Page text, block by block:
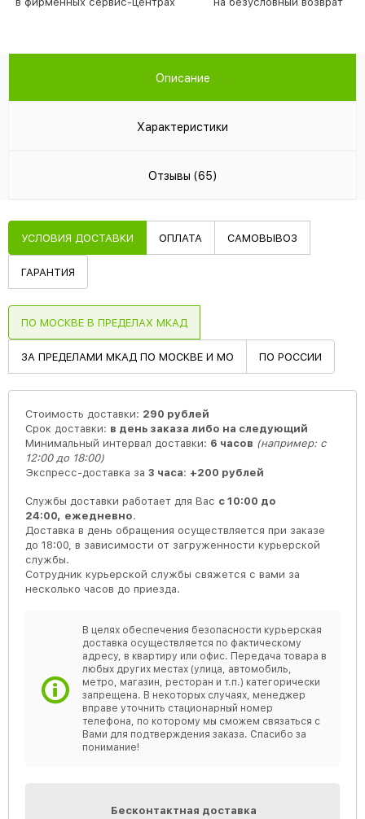
Описание
Характеристики
Отзывы (65)
УСЛОВИЯ ДОСТАВКИ ОПЛАТА САМОВЫВОЗ
ГАРАНТИЯ
ПО МОСКВЕ В ПРЕДЕЛАХ МКАД
ЗА ПРЕДЕЛАМИ МКАД ПО МОСКВЕ И МО ПО РОССИИ
Стоимость доставки: 290 рублей
Срок доставки: в день заказа либо на следующий
Минимальный интервал доставки: 6 часов (например: с
12:00 до 18:00)
Экспресс-доставка за 3 часа: +200 рублей
Службы доставки работает для Вас с 10:00 до
24:00, ежедневно.
Доставка в день обращения осуществляется при заказе
до 18:00, в зависимости от загруженности курьерской
службы.
Сотрудник курьерской службы свяжется с вами за
несколько часов до приезда.
В целях обеспечения безопасности курьерская
доставка осуществляется по фактическому
адресу, в квартиру или офис. Передача товара в
любых других местах (улица, автомобиль,
метро, магазин, ресторан и т.п.) категорически
запрещена. В некоторых случаях, менеджер
вправе уточнить стационарный номер
телефона, по которому мы сможем связаться с
Вами для подтверждения заказа. Спасибо за
понимание!
Бесконтактная доставка